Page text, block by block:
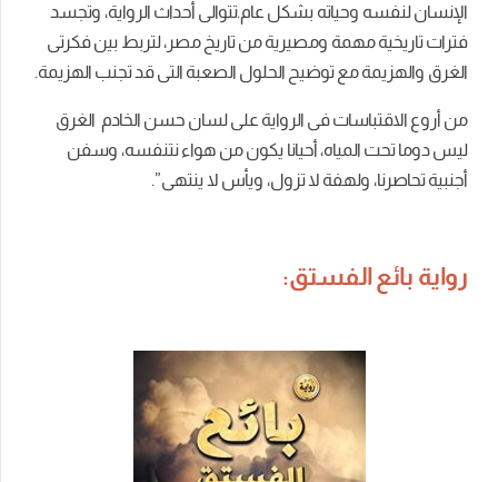
الإنسان لنفسه وحياته بشكل عام.تتوالى أحداث الرواية، وتجسد
فترات تاريخية مهمة ومصيرية من تاريخ مصر، لتربط بين فكرتى
الغرق والهزيمة مع توضيح الحلول الصعبة التى قد تجنب الهزيمة.
من أروع الاقتباسات فى الرواية على لسان حسن الخادم الغرق
ليس دوما تحت المياه، أحيانا يكون من هواء نتنفسه، وسفن
أجنبية تحاصرنا، ولهفة لا تزول، ويأس لا ينتهى”.
رواية بائع الفستق: